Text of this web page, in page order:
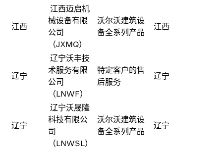
江西
江西迈启机
械设备有限
公司
（JXMQ）
沃尔沃建筑设
备全系列产品
江西
辽宁
辽宁沃丰技
术服务有限
公司
（LNWF）
特定客户的售
后服务
辽宁
辽宁
辽宁沃晟隆
科技有限公
司
（LNWSL）
沃尔沃建筑设
备全系列产品
辽宁